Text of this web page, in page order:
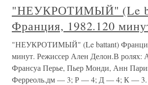
"НЕУКРОТИМЫЙ" (Le
Франция, 1982.120
"НЕУКРОТИМЫЙ" (Le battant)
минут. Режиссер Ален Делон.В ролях:
Франсуа Перье, Пьер Монди, Анн
Ферреоль.дм — 3; Р — 4; Д — 4; К — 3.